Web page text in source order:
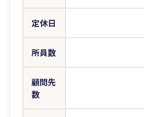
定休日
所員数
顧問先
数